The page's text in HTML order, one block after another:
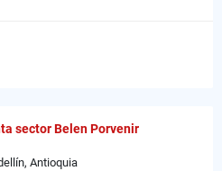
sector Belen Porvenir
Antioquia